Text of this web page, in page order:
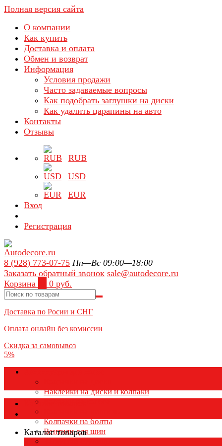
Полная версия сайта
О компании
Как купить
Доставка и оплата
Обмен и возврат
Информация
Условия продажи
Часто задаваемые вопросы
Как подобрать заглушки на диски
Как удалить царапины на авто
Контакты
Отзывы
RUB
USD
EUR
Вход
Регистрация
8 (928) 773-07-75 Пн—Вс 09:00—18:00
Заказать обратный звонок sale@autodecore.ru
Корзина
0 руб.
Доставка по Росии и СНГ
Оплата онлайн без комиссии
Скидка за самовывоз
5%
Наклейки на диски и колпаки
Колпаки на колеса
Колпачки на болты
Вентили для шин
Каталог товаров
Каталог товаров